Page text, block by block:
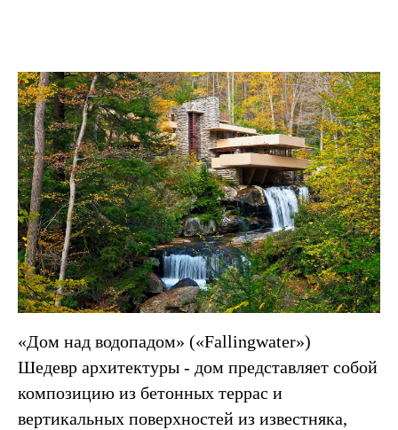
«Дом над водопадом» («Fallingwater»)
Шедевр архитектуры - дом представляет собой
композицию из бетонных террас и
вертикальных поверхностей из известняка,